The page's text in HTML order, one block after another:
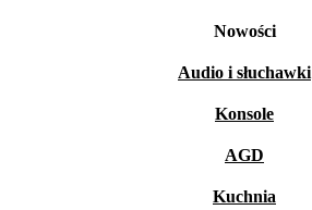
Nowości
Audio i słuchawki
Konsole
AGD
Kuchnia